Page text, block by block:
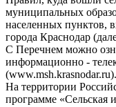
муниципальных
населенных пунктов,
города Краснодар
С Перечнем можно
информационно -
(www.msh.krasnodar.ru).
На территории
программе «Сельская